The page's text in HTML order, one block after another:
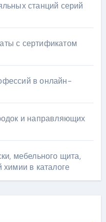
станций серий
с сертификатом
в онлайн-
и направляющих
мебельного щита,
в каталоге